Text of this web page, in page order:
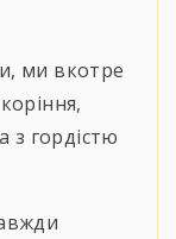
ми вкотре
з гордістю